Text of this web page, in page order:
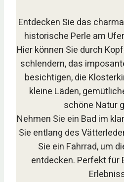
Entdecken Sie das
historische Perle am
Hier können Sie durch
schlendern, das
besichtigen, die
kleine Läden,
schöne Natur
Nehmen Sie ein Bad im
Sie entlang des
Sie ein Fahrrad, um
entdecken. Perfekt für